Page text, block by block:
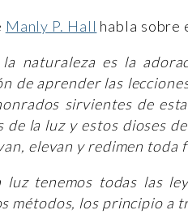
Manly P. Hall habla sobre
naturaleza es la
de aprender las
sirvientes de
de la luz y estos dioses
elevan y redimen toda
luz tenemos todas las
métodos, los principio a